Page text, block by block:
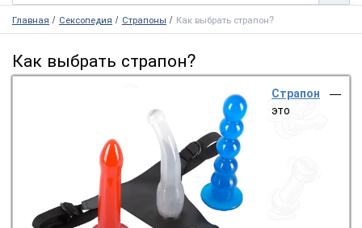
Главная Сексопедия Страпоны Как выбрать страпон?
Как выбрать страпон?
Страпон —
это